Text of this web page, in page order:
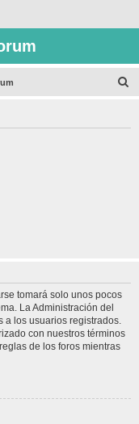
tomará solo unos pocos
La Administración del
los usuarios registrados.
con nuestros términos
de los foros mientras